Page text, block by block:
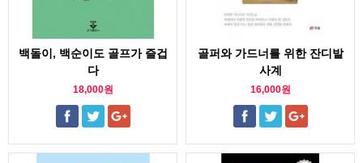
백돌이, 백순이도 골프가 즐겁
다
18,000원
골퍼와 가드너를 위한 잔디밭
사계
16,000원